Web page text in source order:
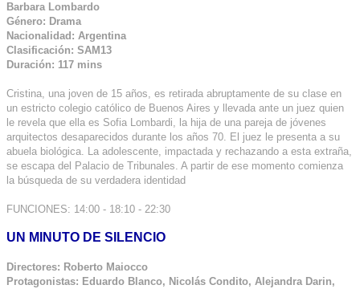
Barbara Lombardo
Género: Drama
Nacionalidad: Argentina
Clasificación: SAM13
Duración: 117 mins
Cristina, una joven de 15 años, es retirada abruptamente de su clase en
un estricto colegio católico de Buenos Aires y llevada ante un juez quien
le revela que ella es Sofia Lombardi, la hija de una pareja de jóvenes
arquitectos desaparecidos durante los años 70. El juez le presenta a su
abuela biológica. La adolescente, impactada y rechazando a esta extraña,
se escapa del Palacio de Tribunales. A partir de ese momento comienza
la búsqueda de su verdadera identidad
FUNCIONES: 14:00 - 18:10 - 22:30
UN MINUTO DE SILENCIO
Directores: Roberto Maiocco
Protagonistas: Eduardo Blanco, Nicolás Condito, Alejandra Darin,